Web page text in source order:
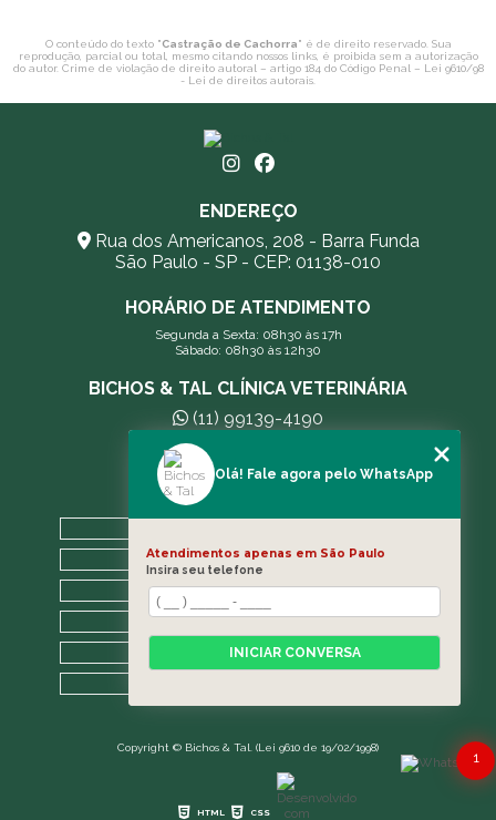
O conteúdo do texto "Castração de Cachorra" é de direito reservado. Sua
reprodução, parcial ou total, mesmo citando nossos links, é proibida sem a autorização
do autor. Crime de violação de direito autoral – artigo 184 do Código Penal – Lei 9610/98
- Lei de direitos autorais.
ENDEREÇO
Rua dos Americanos, 208 - Barra Funda
São Paulo - SP - CEP: 01138-010
HORÁRIO DE ATENDIMENTO
Segunda a Sexta: 08h30 às 17h
Sábado: 08h30 às 12h30
BICHOS & TAL CLÍNICA VETERINÁRIA
(11) 99139-4190
andreleecitti5@gmail.com
A CLÍNICA
BLOG
CONTATO
CATEGORIAS
Copyright © Bichos & Tal. (Lei 9610 de 19/02/1998)
HTML CSS
1
Olá! Fale agora pelo WhatsApp
Atendimentos apenas em São Paulo
Insira seu telefone
INICIAR CONVERSA